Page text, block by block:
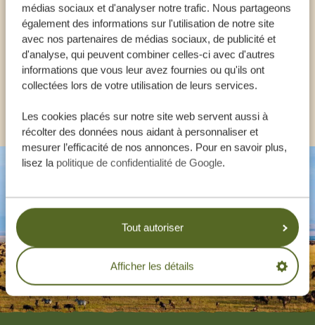
médias sociaux et d'analyser notre trafic. Nous partageons
également des informations sur l'utilisation de notre site
avec nos partenaires de médias sociaux, de publicité et
d'analyse, qui peuvent combiner celles-ci avec d'autres
informations que vous leur avez fournies ou qu'ils ont
collectées lors de votre utilisation de leurs services.
Les cookies placés sur notre site web servent aussi à
récolter des données nous aidant à personnaliser et
mesurer l’efficacité de nos annonces. Pour en savoir plus,
lisez la politique de confidentialité de Google.
Tout autoriser
Afficher les détails
AIDER
FR: +33 257 28 0079
Footer